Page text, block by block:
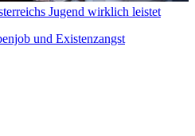
Jugend wirklich leistet
und Existenzangst